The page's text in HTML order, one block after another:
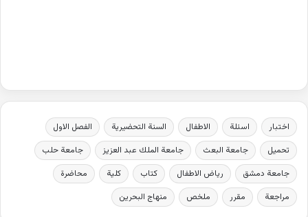
اختبار اسئلة الاطفال السنة التحضيرية
الفصل الاول
تحميل
جامعة البعث جامعة الملك عبد العزيز
جامعة حلب
جامعة دمشق
رياض الاطفال كتاب كلية
محاضرة
مراجعة
مقرر ملخص منهاج البحرين